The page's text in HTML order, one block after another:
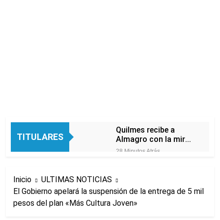
TITULARES
Quilmes recibe a
Almagro con la mira
puesta en el Reducido
28 Minutos Atrás
templos: casi la
mitad de quienes
buscan ayuda pide
alimentos, dinero o
14 Horas Atrás
Economía en dos
velocidades
Inicio
ULTIMAS NOTICIAS
El Gobierno apelará la suspensión de la entrega de 5 mil
pesos del plan «Más Cultura Joven»